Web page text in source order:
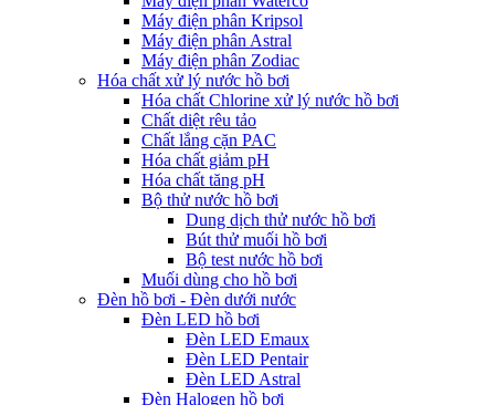
Máy điện phân Kripsol
Máy điện phân Astral
Máy điện phân Zodiac
Hóa chất xử lý nước hồ bơi
Hóa chất Chlorine xử lý nước hồ bơi
Chất diệt rêu tảo
Chất lắng cặn PAC
Hóa chất giảm pH
Hóa chất tăng pH
Bộ thử nước hồ bơi
Dung dịch thử nước hồ bơi
Bút thử muối hồ bơi
Bộ test nước hồ bơi
Muối dùng cho hồ bơi
Đèn hồ bơi - Đèn dưới nước
Đèn LED hồ bơi
Đèn LED Emaux
Đèn LED Pentair
Đèn LED Astral
Đèn Halogen hồ bơi